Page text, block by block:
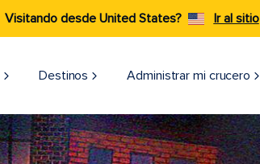
Visitando desde United States? Ir al sitio
Destinos Administrar mi crucero